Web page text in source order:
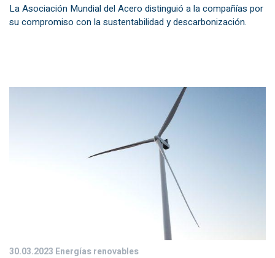
La Asociación Mundial del Acero distinguió a la compañías por
su compromiso con la sustentabilidad y descarbonización.
30.03.2023 Energías renovables